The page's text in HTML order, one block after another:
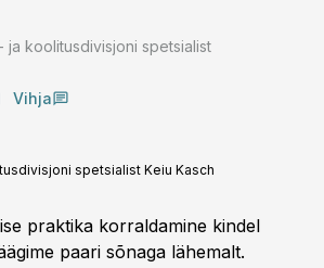
ja koolitusdivisjoni spetsialist
Vihja
spetsialist Keiu Kasch
praktika korraldamine kindel
paari sõnaga lähemalt.